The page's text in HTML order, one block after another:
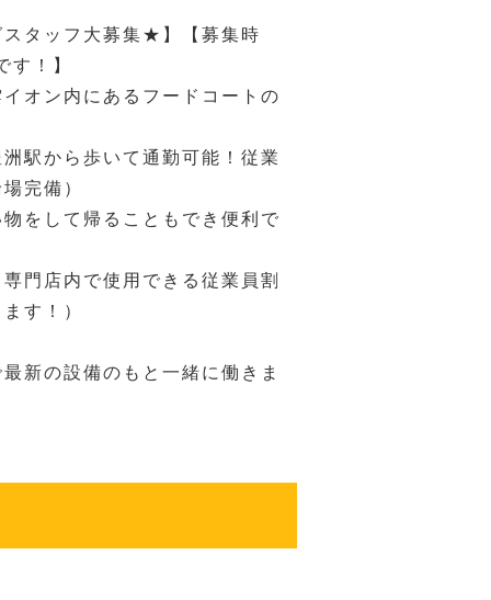
スタッフ大募集★】【募集時
！】
オン内にあるフードコートの
洲駅から歩いて通勤可能！従業
完備）
をして帰ることもでき便利で
専門店内で使用できる従業員割
す！）
新の設備のもと一緒に働きま